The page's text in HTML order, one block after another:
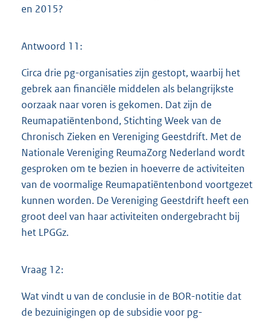
en 2015?
Antwoord 11:
Circa drie pg-organisaties zijn gestopt, waarbij het
gebrek aan financiële middelen als belangrijkste
oorzaak naar voren is gekomen. Dat zijn de
Reumapatiëntenbond, Stichting Week van de
Chronisch Zieken en Vereniging Geestdrift. Met de
Nationale Vereniging ReumaZorg Nederland wordt
gesproken om te bezien in hoeverre de activiteiten
van de voormalige Reumapatiëntenbond voortgezet
kunnen worden. De Vereniging Geestdrift heeft een
groot deel van haar activiteiten ondergebracht bij
het LPGGz.
Vraag 12:
Wat vindt u van de conclusie in de BOR-notitie dat
de bezuinigingen op de subsidie voor pg-